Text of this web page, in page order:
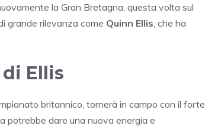
la Gran Bretagna, questa volta sul
grande rilevanza come Quinn Ellis , che ha
Ellis
britannico, tornerà in campo con il forte
potrebbe dare una nuova energia e